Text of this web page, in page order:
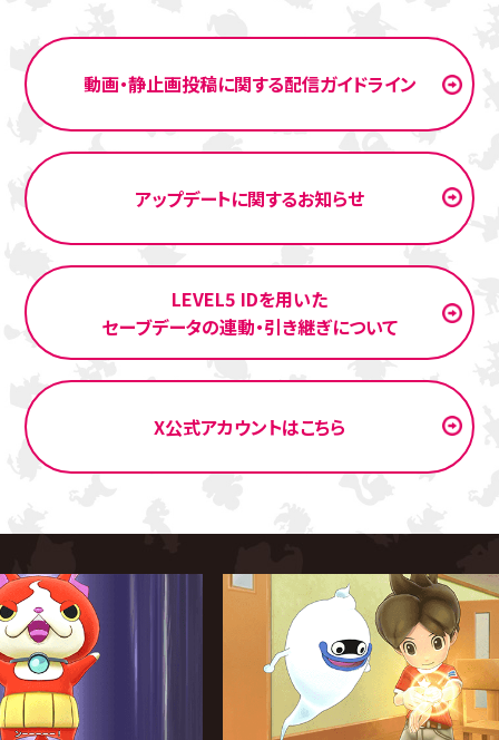
2024.12.18
「動画・静止画投稿に関する配信ガイドライン」を更新しま
した！
2024.09.26
「TGS2024出展記念セール」開催！『妖怪ウォッチ1 スマ
ホ』を期間限定（9月30日（月）AM11:59頃まで）の特別セ
ール価格で配信！（本セールは終了しました）
2024.07.11
「「妖怪ウォッチ」シリーズ11周年記念セール」開催！『妖怪
ウォッチ1 スマホ』を期間限定（7月25日（木）AM11:59頃
まで）の特別セール価格で配信！（本セールは終了しまし
た）
ォッチ1 スマホ』を期間限定（1月23日（月）AM11:59頃ま
で）の特別セール価格で配信！（本セールは終了しました）
2022.11.25
「ブラックフライデーセール」開催！『妖怪ウォッチ1 スマ
ホ』を期間限定（11月28日（月）AM11:59頃まで）の特別
動画・静止画投稿に関する配信ガイドライン
アップデートに関するお知らせ
LEVEL5 IDを用いた
セーブデータの連動・引き継ぎについて
X公式アカウントはこちら